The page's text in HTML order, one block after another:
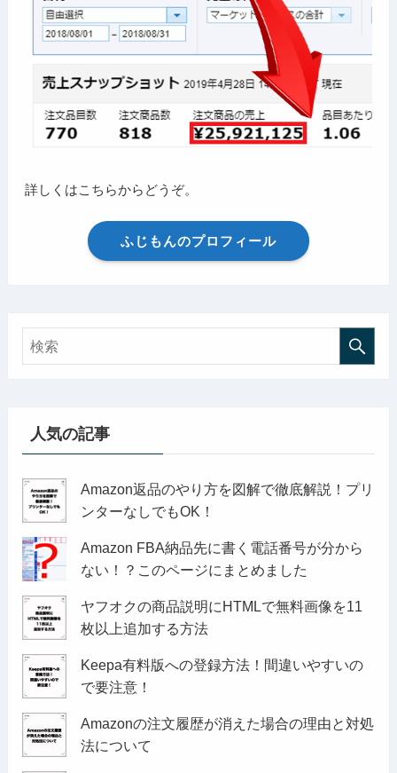
詳しくはこちらからどうぞ。
ふじもんのプロフィール
人気の記事
Amazon返品のやり方を図解で徹底解説！プリ
ンターなしでもOK！
Amazon FBA納品先に書く電話番号が分から
ない！？このページにまとめました
ヤフオクの商品説明にHTMLで無料画像を11
枚以上追加する方法
Keepa有料版への登録方法！間違いやすいの
で要注意！
Amazonの注文履歴が消えた場合の理由と対処
法について